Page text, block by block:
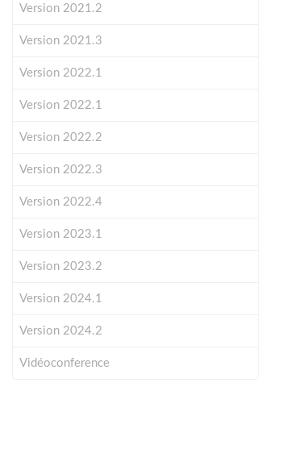
Version 2021.2
Version 2021.3
Version 2022.1
Version 2022.1
Version 2022.2
Version 2022.3
Version 2022.4
Version 2023.1
Version 2023.2
Version 2024.1
Version 2024.2
Vidéoconference